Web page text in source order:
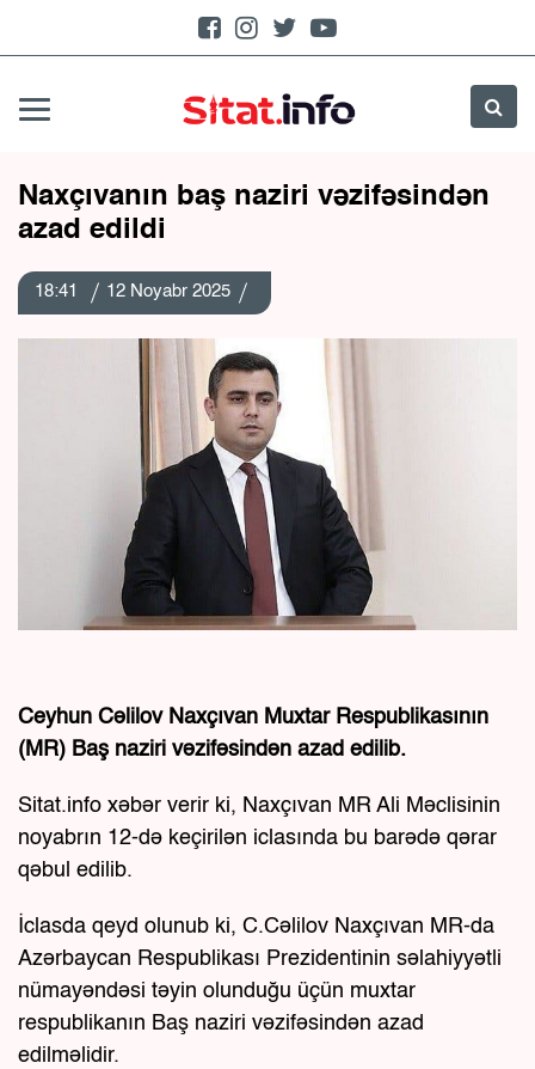
Naxçıvanın baş naziri vəzifəsindən
azad edildi
18:41 12 Noyabr 2025
Ceyhun Cəlilov Naxçıvan Muxtar Respublikasının
(MR) Baş naziri vəzifəsindən azad edilib.
Sitat.info xəbər verir ki, Naxçıvan MR Ali Məclisinin
noyabrın 12-də keçirilən iclasında bu barədə qərar
qəbul edilib.
İclasda qeyd olunub ki, C.Cəlilov Naxçıvan MR-da
Azərbaycan Respublikası Prezidentinin səlahiyyətli
nümayəndəsi təyin olunduğu üçün muxtar
respublikanın Baş naziri vəzifəsindən azad
edilməlidir.